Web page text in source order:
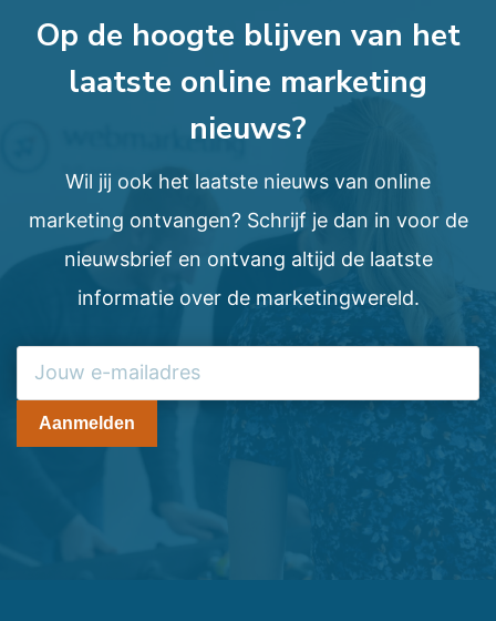
Op de hoogte blijven van het
laatste online marketing
nieuws?
Wil jij ook het laatste nieuws van online
marketing ontvangen? Schrijf je dan in voor de
nieuwsbrief en ontvang altijd de laatste
informatie over de marketingwereld.
Aanmelden